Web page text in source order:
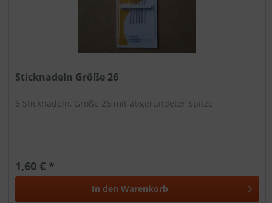
Sticknadeln Größe 26
6 Sticknadeln, Größe 26 mit abgerundeter Spitze
1,60 € *
In den Warenkorb